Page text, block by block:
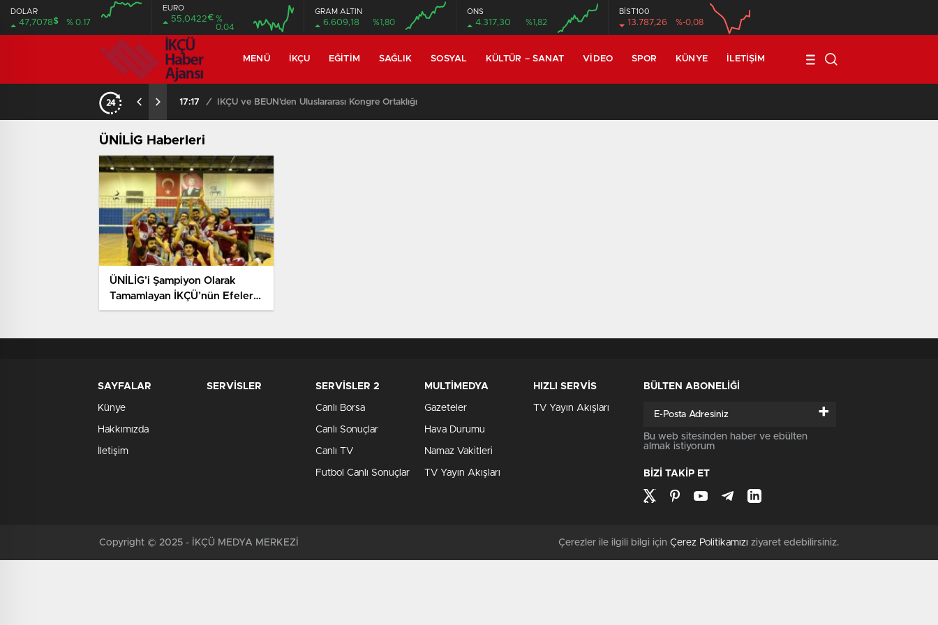
DOLAR
47,7078$ % 0.17
EURO
55,0422€ %
0.04
GRAM ALTIN
6.609,18 %1,80
ONS
4.317,30 %1,82
BİST100
13.787,26 %-0,08
MENÜ İKÇU EĞITIM SAĞLIK SOSYAL KÜLTÜR – SANAT VIDEO SPOR KÜNYE İLETIŞIM
17:17 / İKÇÜ ve BEUN’den Uluslararası Kongre Ortaklığı
ÜNİLİG Haberleri
ÜNİLİG’i Şampiyon Olarak
Tamamlayan İKÇÜ’nün Efeleri
Süper Lig Yolunda
SAYFALAR
Künye
Hakkımızda
İletişim
SERVİSLER SERVİSLER 2
Canlı Borsa
Canlı Sonuçlar
Canlı TV
Futbol Canlı Sonuçlar
MULTİMEDYA
Gazeteler
Hava Durumu
Namaz Vakitleri
TV Yayın Akışları
HIZLI SERVİS
TV Yayın Akışları
BÜLTEN ABONELİĞİ
+
Bu web sitesinden haber ve ebülten
almak istiyorum
BİZİ TAKİP ET
Copyright © 2025 - İKÇÜ MEDYA MERKEZİ Çerezler ile ilgili bilgi için Çerez Politikamızı ziyaret edebilirsiniz.